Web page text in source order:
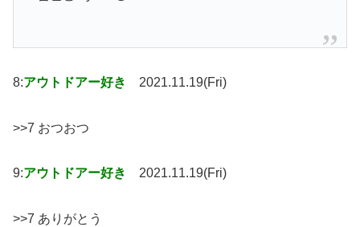
8:アウトドアー好き 2021.11.19(Fri)
>>7 おつおつ
9:アウトドアー好き 2021.11.19(Fri)
>>7 ありがとう